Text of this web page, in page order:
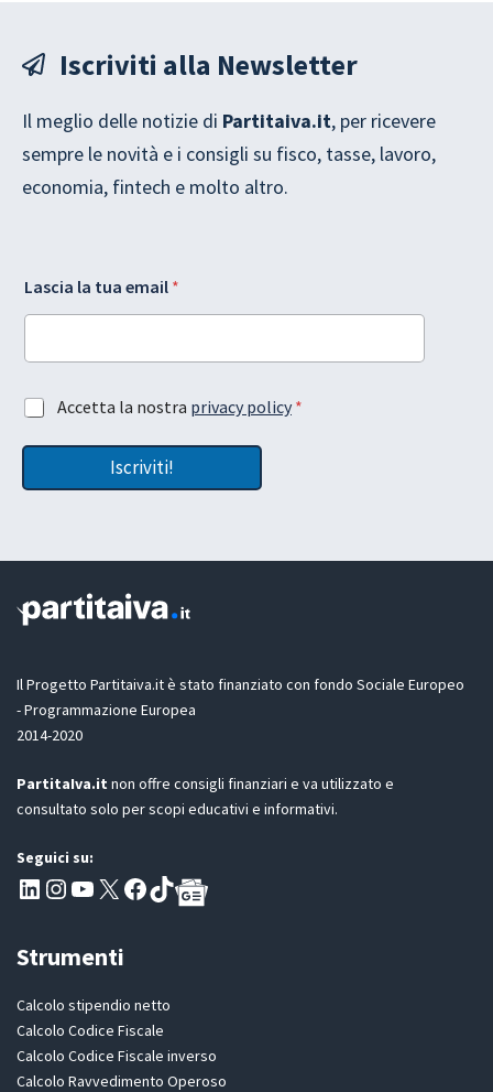
Iscriviti alla Newsletter
Il meglio delle notizie di Partitaiva.it, per ricevere
sempre le novità e i consigli su fisco, tasse, lavoro,
economia, fintech e molto altro.
a
s
i
A
c
i
n
e
Lascia la tua email *
A
c
t
n
D
R
*
Accetta la nostra privacy policy *
Iscriviti!
Il Progetto Partitaiva.it è stato finanziato con fondo Sociale Europeo
- Programmazione Europea
2014-2020
PartitaIva.it non offre consigli finanziari e va utilizzato e
consultato solo per scopi educativi e informativi.
Seguici su:
Pagina LinkedIn PartitaIva
Instagram
Canale YouTube Evoluzione - Partitaiva.it
X Segui PartitaIva su Facebook
TikTok
Strumenti
Calcolo stipendio netto
Calcolo Codice Fiscale
Calcolo Codice Fiscale inverso
Calcolo Ravvedimento Operoso